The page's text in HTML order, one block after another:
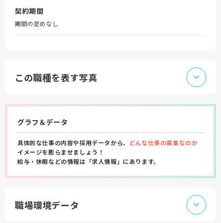
契約期間
期間の定めなし
この職種を表す写真
グラフ＆データ
具体的な仕事の内容や採用データから、
どんな仕事の募集なのか
イメージを膨らませましょう！
給与・休暇などの情報は「求人情報」にあります。
職場環境データ